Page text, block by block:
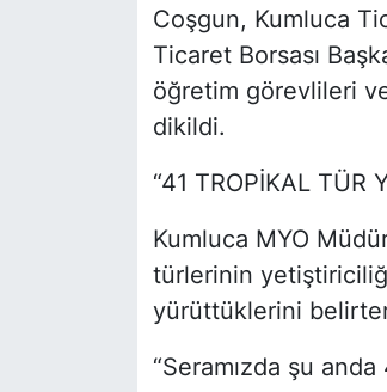
Coşgun, Kumluca
Ticaret Borsası
öğretim görevlileri
dikildi.
“41 TROPİKAL TÜR
Kumluca MYO
türlerinin
yürüttüklerini
“Seramızda şu